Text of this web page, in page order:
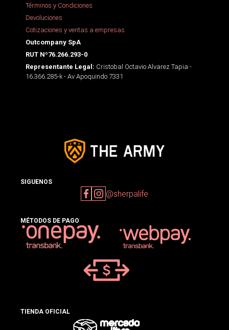
Términos y Condiciones
Devoluciones
Cotizaciones y ventas a empresas
Outcompany SpA
RUT Nº76.266.293-0
Representante Legal: Cristobal Octavio Alvarez Tapia -
16.366.285-k - Av Apoquindo 7331
SIGUENOS
@sherpalife
MÉTODOS DE PAGO
TIENDA OFICIAL